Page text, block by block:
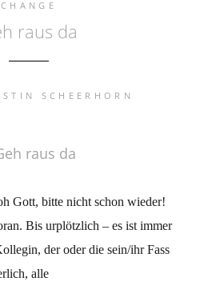
CHANGE
raus da
SCHEERHORN
Gott, bitte nicht schon wieder!
Bis urplötzlich – es ist immer
der oder die sein/ihr Fass
alle